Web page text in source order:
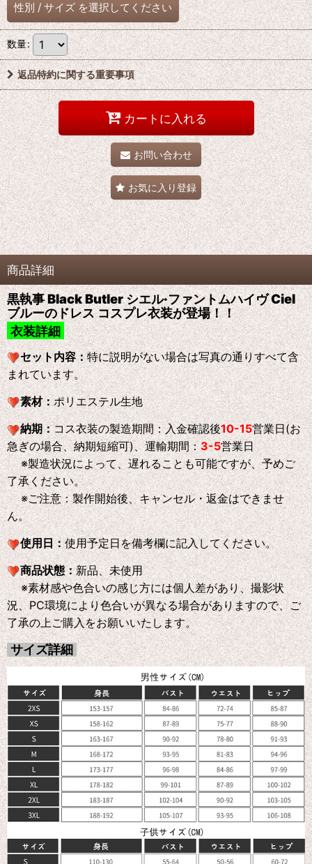
性別 / サイズ を選択してください
数量:
返品特約に関する重要事項
カートに入れる
お問い合わせ
お気に入り登録
商品詳細
黒執事 Black Butler シエル·ファントムハイヴ Ciel
ブルーのドレス コスプレ衣装が登場！！
衣装詳細
セット内容：特に説明がない場合は写真の通りすべて含
まれています。
素材：ポリエステル生地
納期：コス衣装の製造期間：入金確認後10-15営業日(お
急ぎの場合、納期短縮可)、運輸期間：3-5営業日
※製造状況によって、遅れることも可能ですが、予めご
了承ください。
※ご注意：製作開始後、キャンセル・返金はできませ
ん。
使用日：使用予定日を備考欄に記入してください。
商品状態：新品、未使用
※素材感や色合いの感じ方には個人差があり、撮影状
況、PC環境により色合いが異なる場合がありますので、ご
了承の上ご購入をお願いいたします。
サイズ詳細